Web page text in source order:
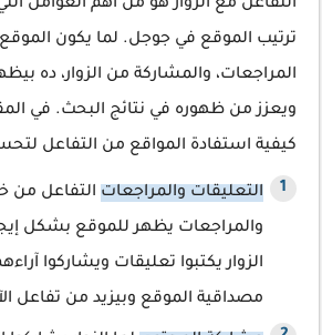
التفاعل مع الزوار هو من أهم العوامل
ترتيب الموقع في جوجل. لما يكون الموقع
المراجعات، والمشاركة من الزوار، ده
ويعزز من ظهوره في نتائج البحث. في
كيفية استفادة المواقع من التفاعل
التعليقات والمراجعات التفاعل من
والمراجعات يظهر للموقع بشكل
الزوار يكتبوا تعليقات ويشاركوا
مصداقية الموقع وبيزيد من تفاعل